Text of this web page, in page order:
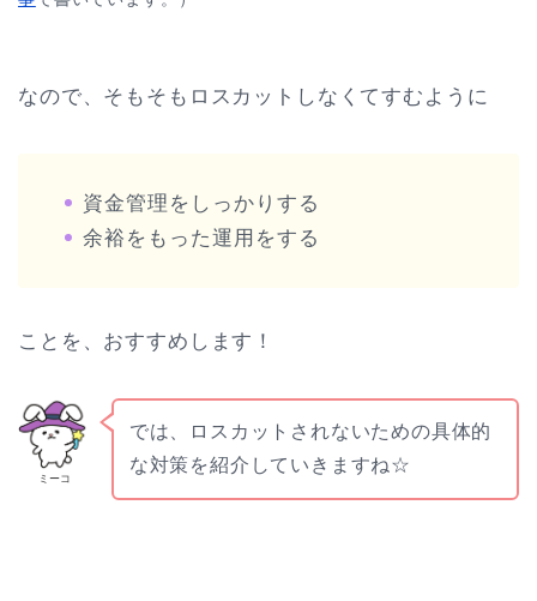
なので、そもそもロスカットしなくてすむように
資金管理をしっかりする
余裕をもった運用をする
ことを、おすすめします！
ミーコ
では、ロスカットされないための具体的
な対策を紹介していきますね☆